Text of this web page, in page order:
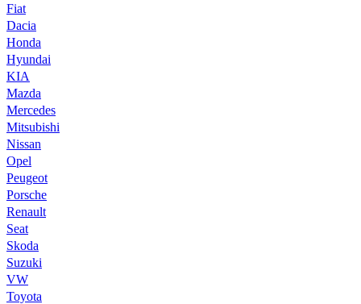
Fiat
Dacia
Honda
Hyundai
KIA
Mazda
Mercedes
Mitsubishi
Nissan
Opel
Peugeot
Porsche
Renault
Seat
Skoda
Suzuki
VW
Toyota